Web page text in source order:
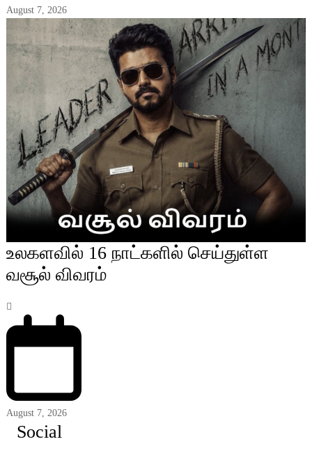
August 7, 2026
உலகளவில் 16 நாட்களில் செய்துள்ள
வசூல் விவரம்
August 7, 2026
Social